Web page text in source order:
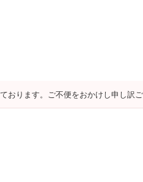
ります。ご不便をおかけし申し訳ご